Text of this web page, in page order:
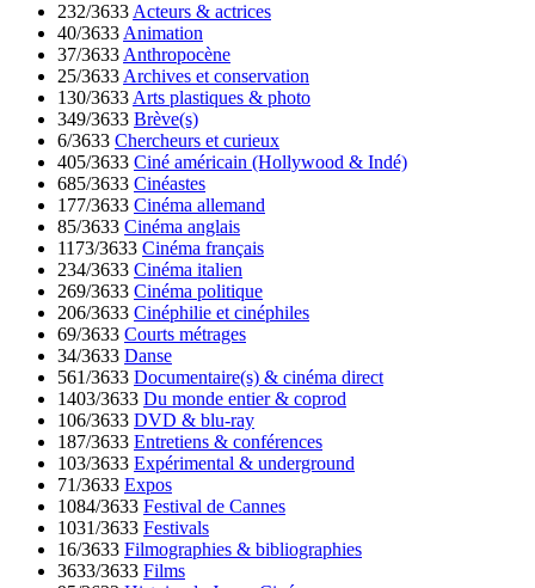
232/3633 Acteurs & actrices
40/3633 Animation
37/3633 Anthropocène
25/3633 Archives et conservation
130/3633 Arts plastiques & photo
349/3633 Brève(s)
6/3633 Chercheurs et curieux
405/3633 Ciné américain (Hollywood & Indé)
685/3633 Cinéastes
177/3633 Cinéma allemand
85/3633 Cinéma anglais
1173/3633 Cinéma français
234/3633 Cinéma italien
269/3633 Cinéma politique
206/3633 Cinéphilie et cinéphiles
69/3633 Courts métrages
34/3633 Danse
561/3633 Documentaire(s) & cinéma direct
1403/3633 Du monde entier & coprod
106/3633 DVD & blu-ray
187/3633 Entretiens & conférences
103/3633 Expérimental & underground
71/3633 Expos
1084/3633 Festival de Cannes
1031/3633 Festivals
16/3633 Filmographies & bibliographies
3633/3633 Films